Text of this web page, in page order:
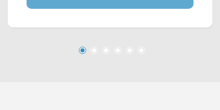
iluminação natural e sofisticação aos ambientes.
com forno e cooktop, oferecendo praticidade e
dispõe de espaço gourmet com churrasqueira,